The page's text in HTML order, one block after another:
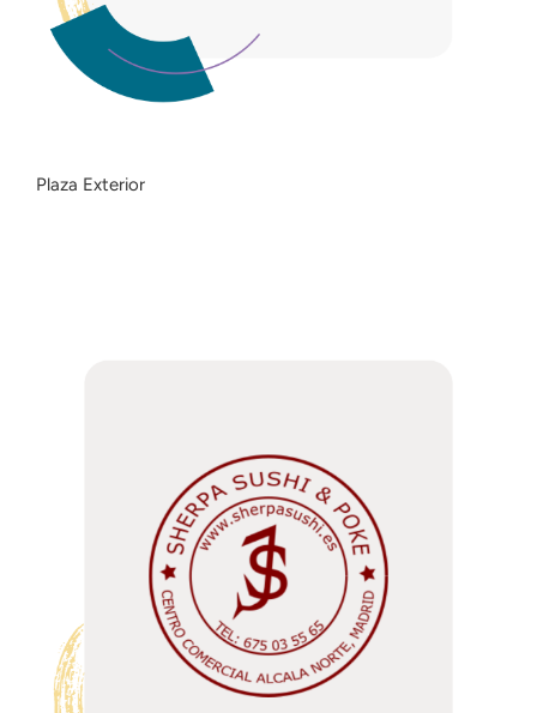
Plaza Exterior